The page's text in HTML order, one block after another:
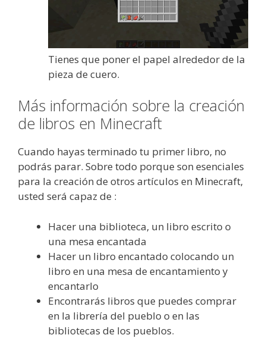
Tienes que poner el papel alrededor de la
pieza de cuero.
Más información sobre la creación
de libros en Minecraft
Cuando hayas terminado tu primer libro, no
podrás parar. Sobre todo porque son esenciales
para la creación de otros artículos en Minecraft,
usted será capaz de :
Hacer una biblioteca, un libro escrito o
una mesa encantada
Hacer un libro encantado colocando un
libro en una mesa de encantamiento y
encantarlo
Encontrarás libros que puedes comprar
en la librería del pueblo o en las
bibliotecas de los pueblos.